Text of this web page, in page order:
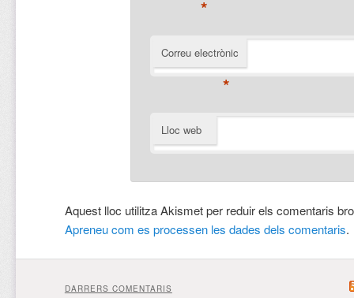
*
Correu electrònic
*
Lloc web
Aquest lloc utilitza Akismet per reduir els comentaris
Apreneu com es processen les dades dels comentaris.
DARRERS COMENTARIS